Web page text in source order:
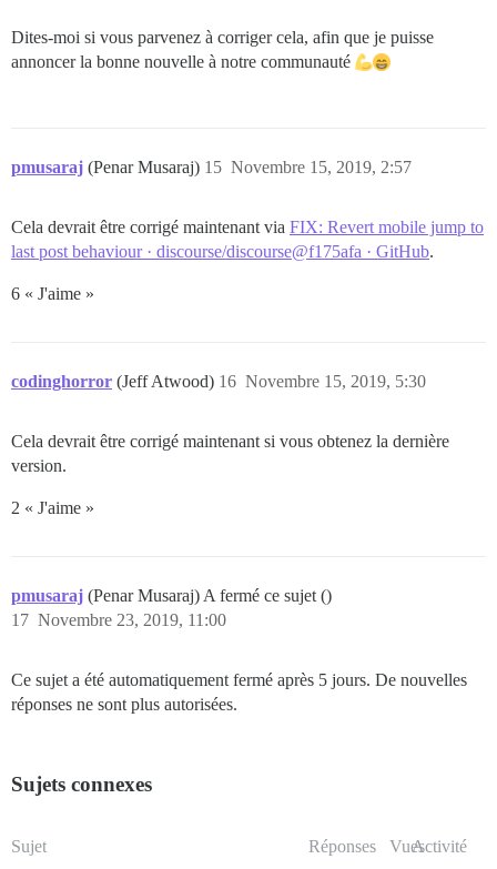
Dites-moi si vous parvenez à corriger cela, afin que je puisse
annoncer la bonne nouvelle à notre communauté
pmusaraj (Penar Musaraj) Novembre 15, 2019, 2:57
15
Cela devrait être corrigé maintenant via FIX: Revert mobile jump to
last post behaviour · discourse/discourse@f175afa · GitHub.
6 « J'aime »
codinghorror (Jeff Atwood) Novembre 15, 2019, 5:30
16
Cela devrait être corrigé maintenant si vous obtenez la dernière
version.
2 « J'aime »
pmusaraj (Penar Musaraj) A fermé ce sujet ()
Novembre 23, 2019, 11:00
17
Ce sujet a été automatiquement fermé après 5 jours. De nouvelles
réponses ne sont plus autorisées.
Sujets connexes
Sujet Réponses VuesActivité